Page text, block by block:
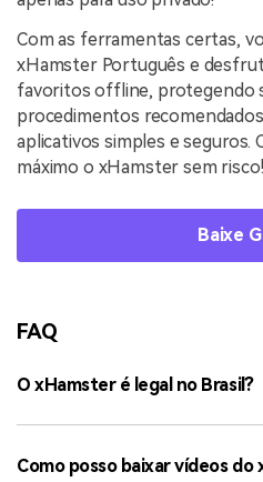
Com as ferramentas certas,
xHamster Português e
favoritos offline, protegendo
procedimentos
aplicativos simples e seguros.
máximo o xHamster sem risco!
Baixe
FAQ
O xHamster é legal no Brasil?
Como posso baixar vídeos do